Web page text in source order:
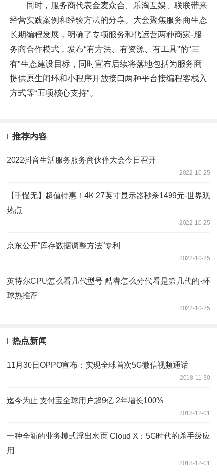
同时，服务商代表金麦众合、乐淘互娱、联联带来
经营实践案例和经验方法的分享。大会聚焦服务商生态
长期编程发展，明确了专项服务和代运营两种商家-服
务商合作模式，发布“有方法、有资源、有工具”的“三
有”生态建设目标，同时宣布后续将落地包括为服务商
提供原生闭环和小程序开放接口两种平台接编程客栈入
方式等“五项核心支持”。
推荐内容
2022抖音生活服务服务商伙伴大会今日召开
2022-10-25
【手慢无】超值特惠！4K 27英寸显示器秒杀1499元-世界观
热点
2022-10-25
京东公开“库存数据调整方法”专利
2022-10-25
英特尔CPU怎么看几代型号 酷睿怎么分代看是第几代的-环
球热推荐
2022-10-25
热点新闻
11月30日OPPO宣布：实现全球首次5G微信视频通话
2018-11-30
迄今为止 支付宝全球用户超9亿 2年增长100%
2018-12-01
一种全新的业务模式浮出水面 Cloud X：5G时代的杀手级应
用
2018-12-01